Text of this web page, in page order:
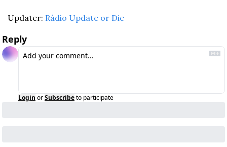
Updater: Rádio Update or Die
Reply
Login orSubscribeto participate